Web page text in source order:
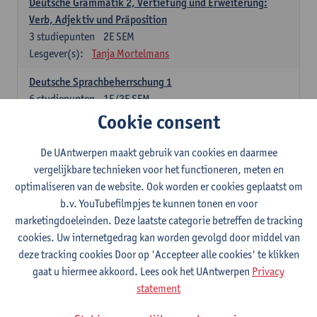
Verb, Adjektiv und Präposition
2E SEM
3 studiepunten
Lesgever(s):
Tanja Mortelmans
Deutsche Sprachbeherrschung 1
1E/2E SEM
6studiepunten
Tanja Mortelmans Alex Haider
Raum
1E/2E SEM
6 studiepunten
Lesgever(s):
Carola Strobl Alex Haider
Engels: verplichte opleidingsonderdelen
Advanced English Grammar for English Language
Professionals
1E/2E SEM
Lesgever(s):
Jim Ureel
Cookie consent
De UAntwerpen maakt gebruik van cookies en daarmee
vergelijkbare technieken voor het functioneren, meten en
optimaliseren van de website. Ook worden er cookies geplaatst om
b.v. YouTubefilmpjes te kunnen tonen en voor
marketingdoeleinden. Deze laatste categorie betreffen de tracking
cookies. Uw internetgedrag kan worden gevolgd door middel van
deze tracking cookies Door op 'Accepteer alle cookies' te klikken
gaat u hiermee akkoord. Lees ook het UAntwerpen Privacy
statement